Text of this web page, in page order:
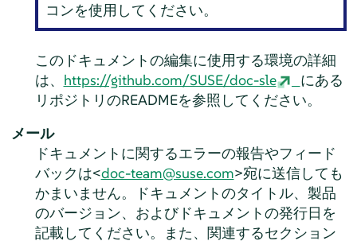
コンを使用してください。
このドキュメントの編集に使用する環境の詳細
は、 https://github.com/SUSE/doc-sle
にある
リポジトリのREADMEを参照してください。
メール
ドキュメントに関するエラーの報告やフィード
バックは<doc-team@suse.com>宛に送信しても
かまいません。ドキュメントのタイトル、製品
のバージョン、およびドキュメントの発行日を
記載してください。また、関連するセクション